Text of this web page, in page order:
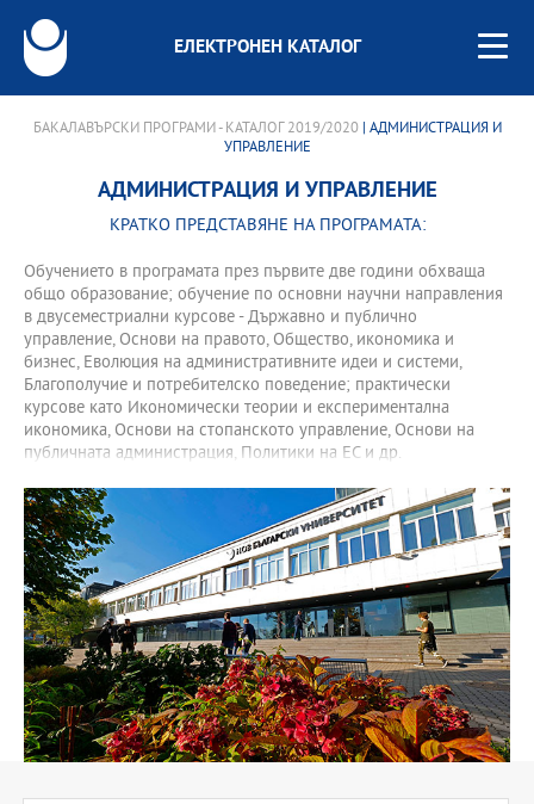
ЕЛЕКТРОНЕН КАТАЛОГ
БАКАЛАВЪРСКИ ПРОГРАМИ - КАТАЛОГ 2019/2020| АДМИНИСТРАЦИЯ И
УПРАВЛЕНИЕ
АДМИНИСТРАЦИЯ И УПРАВЛЕНИЕ
КРАТКО ПРЕДСТАВЯНЕ НА ПРОГРАМАТА:
Обучението в програмата през първите две години обхваща
общо образование; обучение по основни научни направления
в двусеместриални курсове - Държавно и публично
управление, Основи на правото, Общество, икономика и
бизнес, Еволюция на административните идеи и системи,
Благополучие и потребителско поведение; практически
курсове като Икономически теории и експериментална
икономика, Основи на стопанското управление, Основи на
публичната администрация, Политики на ЕС и др.